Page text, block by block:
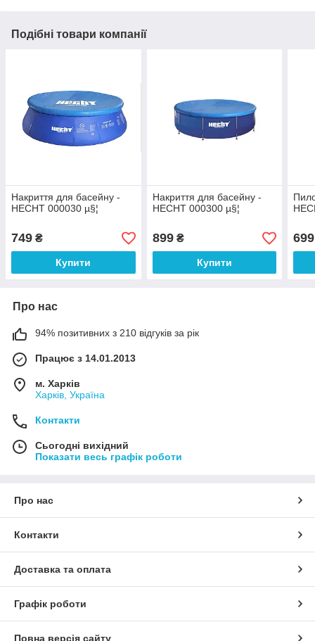
Подібні товари компанії
Накриття для басейну -
HECHT 000030 µ§¦
749 ₴
Купити
Накриття для басейну -
HECHT 000300 µ§¦
899₴
Купити
699
Про нас
94% позитивних з 210 відгуків за рік
Працює з 14.01.2013
м. Харків
Харків, Україна
Контакти
Сьогодні вихідний
Показати весь графік роботи
Про нас
Контакти
Доставка та оплата
Графік роботи
Повна версія сайту